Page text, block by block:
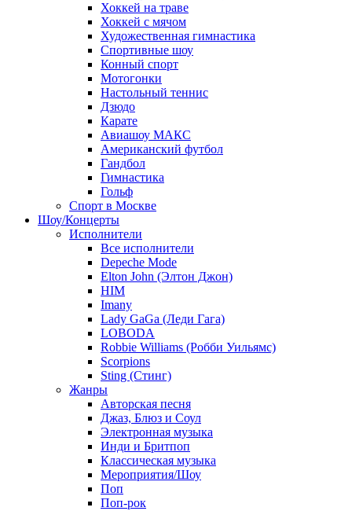
Хоккей на траве
Хоккей с мячом
Художественная гимнастика
Спортивные шоу
Конный спорт
Мотогонки
Настольный теннис
Дзюдо
Карате
Авиашоу МАКС
Американский футбол
Гандбол
Гимнастика
Гольф
Спорт в Москве
Шоу/Концерты
Исполнители
Все исполнители
Depeche Mode
Elton John (Элтон Джон)
HIM
Imany
Lady GaGa (Леди Гага)
LOBODA
Robbie Williams (Робби Уильямс)
Scorpions
Sting (Стинг)
Жанры
Авторская песня
Джаз, Блюз и Соул
Электронная музыка
Инди и Бритпоп
Классическая музыка
Мероприятия/Шоу
Поп
Поп-рок